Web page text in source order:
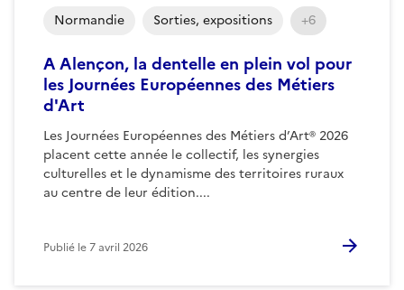
A Alençon, la dentelle en plein vol pour
les Journées Européennes des Métiers
d'Art
Les Journées Européennes des Métiers d’Art® 2026
placent cette année le collectif, les synergies
culturelles et le dynamisme des territoires ruraux
au centre de leur édition....
Normandie Sorties, expositions +6
Publié le7 avril 2026